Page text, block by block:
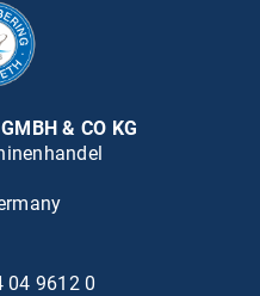
& CO KG
04 9612 0